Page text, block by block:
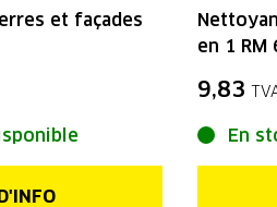
et façades
en 1 RM
9,83
En